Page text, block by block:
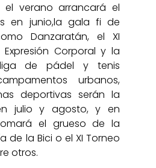
verano arrancará el
en junio,la gala fi de
Danzaratán, el XI
Corporal y la
de pádel y tenis
urbanos,
deportivas serán la
julio y agosto, y en
el grueso de la
de la Bici o el XI Torneo
otros.